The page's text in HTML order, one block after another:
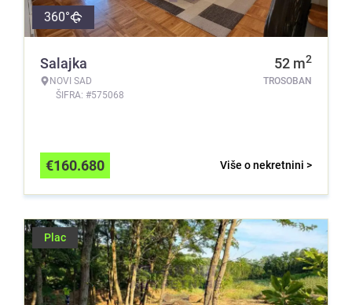
360°
Salajka
NOVI SAD
ŠIFRA: #575068
52 m2
TROSOBAN
Više o nekretnini >
€160.680
Plac